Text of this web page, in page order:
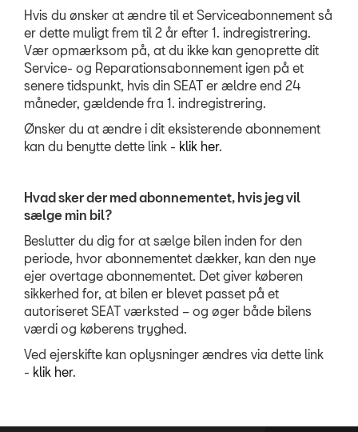
Hvis du ønsker at ændre til et Serviceabonnement så
er dette muligt frem til 2 år efter 1. indregistrering.
Vær opmærksom på, at du ikke kan genoprette dit
Service- og Reparationsabonnement igen på et
senere tidspunkt, hvis din SEAT er ældre end 24
måneder, gældende fra 1. indregistrering.
Ønsker du at ændre i dit eksisterende abonnement
kan du benytte dette link - klik her.
Hvad sker der med abonnementet, hvis jeg vil
sælge min bil?
Beslutter du dig for at sælge bilen inden for den
periode, hvor abonnementet dækker, kan den nye
ejer overtage abonnementet. Det giver køberen
sikkerhed for, at bilen er blevet passet på et
autoriseret SEAT værksted – og øger både bilens
værdi og køberens tryghed.
Ved ejerskifte kan oplysninger ændres via dette link
- klik her.